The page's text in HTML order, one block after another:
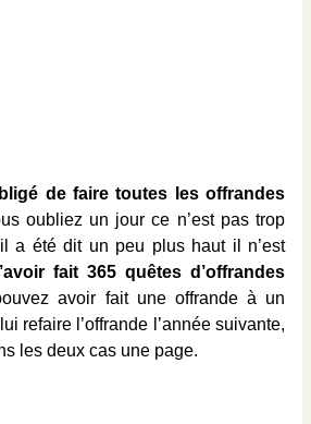
de faire toutes les offrandes
oubliez un jour ce n’est pas trop
a été dit un peu plus haut il n’est
fait 365 quêtes d’offrandes
avoir fait une offrande à un
refaire l’offrande l’année suivante,
les deux cas une page.